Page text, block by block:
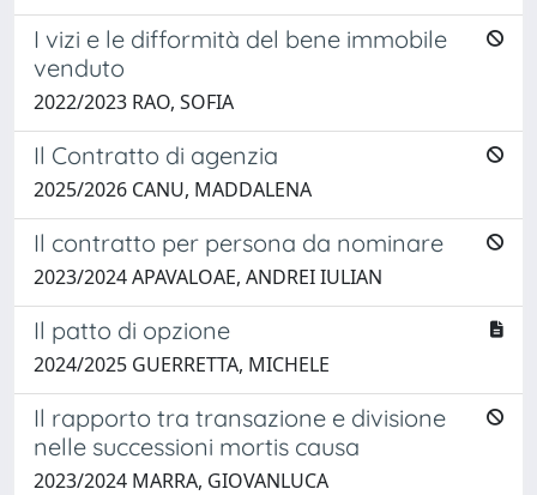
I vizi e le difformità del bene immobile
venduto
2022/2023 RAO, SOFIA
Il Contratto di agenzia
2025/2026 CANU, MADDALENA
Il contratto per persona da nominare
2023/2024 APAVALOAE, ANDREI IULIAN
Il patto di opzione
2024/2025 GUERRETTA, MICHELE
Il rapporto tra transazione e divisione
nelle successioni mortis causa
2023/2024 MARRA, GIOVANLUCA